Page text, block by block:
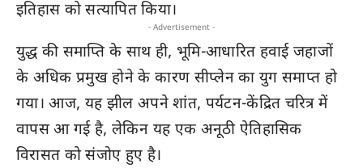
इतिहास को सत्यापित किया।
- Advertisement -
युद्ध की समाप्ति के साथ ही, भूमि-आधारित हवाई जहाजों
के अधिक प्रमुख होने के कारण सीप्लेन का युग समाप्त हो
गया। आज, यह झील अपने शांत, पर्यटन-केंद्रित चरित्र में
वापस आ गई है, लेकिन यह एक अनूठी ऐतिहासिक
विरासत को संजोए हुए है।